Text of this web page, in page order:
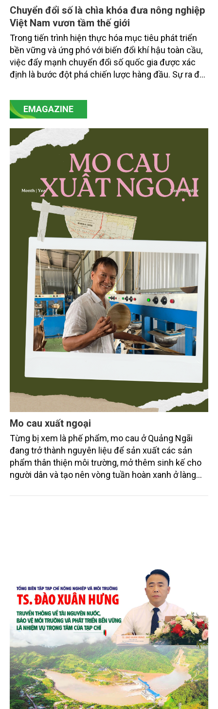
Chuyển đổi số là chìa khóa đưa nông nghiệp
Việt Nam vươn tầm thế giới
Trong tiến trình hiện thực hóa mục tiêu phát triển
bền vững và ứng phó với biến đổi khí hậu toàn cầu,
việc đẩy mạnh chuyển đổi số quốc gia được xác
định là bước đột phá chiến lược hàng đầu. Sự ra đời
mạnh mẽ, thúc đẩy quá trình cải cách toàn diện,
minh bạch hóa chuỗi cung ứng và nâng cao hiệu
then chốt là nông nghiệp và môi trường.
EMAGAZINE
Mo cau xuất ngoại
Từng bị xem là phế phẩm, mo cau ở Quảng Ngãi
đang trở thành nguyên liệu để sản xuất các sản
phẩm thân thiện môi trường, mở thêm sinh kế cho
người dân và tạo nên vòng tuần hoàn xanh ở làng
chén, dĩa... từ mo cau đã được thị trường trong nước